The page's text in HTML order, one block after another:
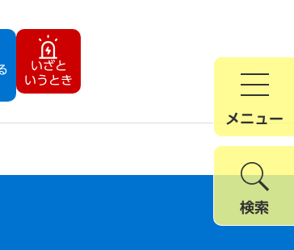
いざと
いうとき
メニュー
検索